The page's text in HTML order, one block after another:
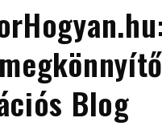
Blog